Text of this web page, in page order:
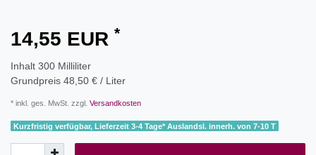
14,55 EUR *
Inhalt 300 Milliliter
Grundpreis 48,50 € / Liter
* inkl. ges. MwSt. zzgl. Versandkosten
Kurzfristig verfügbar, Lieferzeit 3-4 Tage* Auslandsl. innerh. von 7-10 T